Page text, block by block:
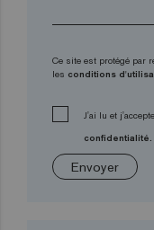
Ce site est protégé par
les conditions
J'ai lu et
confidentialité.
Envoyer